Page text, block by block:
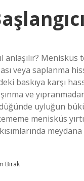
anlaşılır?
veya saplanma
baskıya karşı
ve
uyluğun
menisküs
Bırak